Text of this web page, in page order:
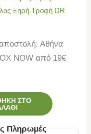
Ξηρή Τροφή DR
Αθήνα
NOW από 19€
ΣΤΟ
Πληρωμές